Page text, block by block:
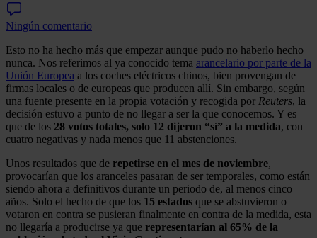
Ningún comentario
Esto no ha hecho más que empezar aunque pudo no haberlo hecho
nunca. Nos referimos al ya conocido tema arancelario por parte de la
Unión Europea a los coches eléctricos chinos, bien provengan de
firmas locales o de europeas que producen allí. Sin embargo, según
una fuente presente en la propia votación y recogida por Reuters, la
decisión estuvo a punto de no llegar a ser la que conocemos. Y es
que de los 28 votos totales, solo 12 dijeron “sí” a la medida, con
cuatro negativas y nada menos que 11 abstenciones.
Unos resultados que de repetirse en el mes de noviembre,
provocarían que los aranceles pasaran de ser temporales, como están
siendo ahora a definitivos durante un periodo de, al menos cinco
años. Solo el hecho de que los 15 estados que se abstuvieron o
votaron en contra se pusieran finalmente en contra de la medida, esta
no llegaría a producirse ya que representarían al 65% de la